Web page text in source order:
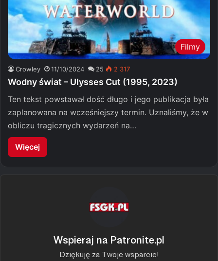
Filmy
Crowley 11/10/2024 25 2 317
Wodny świat – Ulysses Cut (1995, 2023)
Ten tekst powstawał dość długo i jego publikacja była
zaplanowana na wcześniejszy termin. Uznaliśmy, że w
obliczu tragicznych wydarzeń na…
Więcej